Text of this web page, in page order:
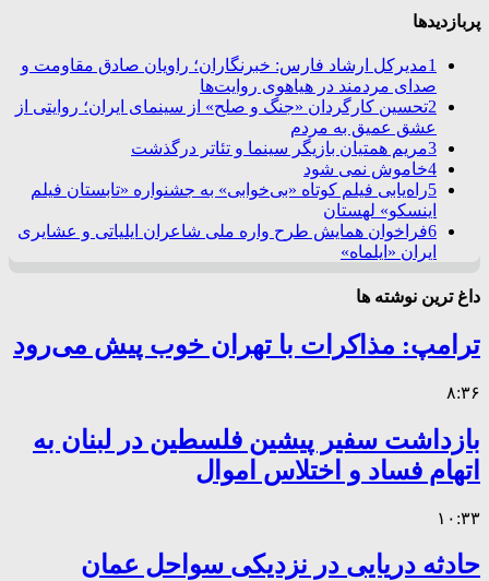
پربازدیدها
1مدیرکل ارشاد فارس: خبرنگاران؛ راویان صادق مقاومت و
صدای مردمند در هیاهوی روایت‌ها
2تحسین کارگردان «جنگ و صلح» از سینمای ایران؛ روایتی از
عشق عمیق به مردم
3مریم همتیان بازیگر سینما و تئاتر درگذشت
4خاموش نمی شود
5راه‌یابی فیلم کوتاه «بی‌خوابی» به جشنواره «تابستان فیلم
اینسکو» لهستان
6فراخوان همایش طرح واره ملی شاعران ایلیاتی و عشایری
ایران «ایلماه»
داغ ترین نوشته ها
ترامپ: مذاکرات با تهران خوب پیش می‌رود
۸:۳۶
بازداشت سفیر پیشین فلسطین در لبنان به
اتهام فساد و اختلاس اموال
۱۰:۳۳
حادثه دریایی در نزدیکی سواحل عمان